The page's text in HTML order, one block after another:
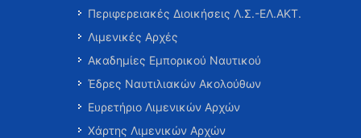
Περιφερειακές Διοικήσεις Λ.Σ.-ΕΛ.ΑΚΤ.
Λιμενικές Αρχές
Ακαδημίες Εμπορικού Ναυτικού
Έδρες Ναυτιλιακών Ακολούθων
Ευρετήριο Λιμενικών Αρχών
Χάρτης Λιμενικών Αρχών